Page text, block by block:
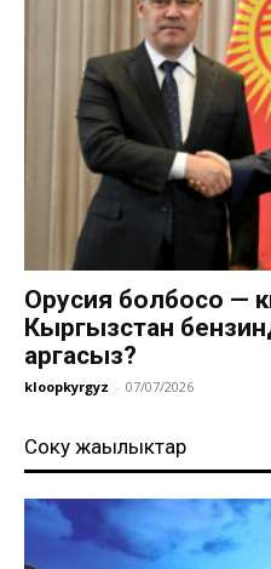
Орусия болбосо —
Кыргызстан
аргасыз?
kloopkyrgyz - 07/07/2026
Соңку жаңылыктар